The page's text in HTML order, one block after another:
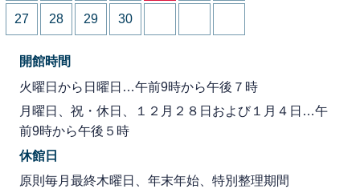
27 28 29 30
開館時間
火曜日から日曜日…午前9時から午後７時
月曜日、祝・休日、１２月２８日および１月４日…午
前9時から午後５時
休館日
原則毎月最終木曜日、年末年始、特別整理期間